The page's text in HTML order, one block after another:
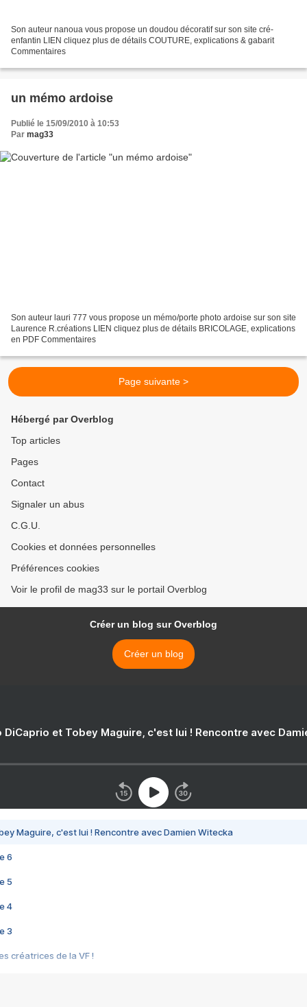
Son auteur nanoua vous propose un doudou décoratif sur son site cré-
enfantin LIEN cliquez plus de détails COUTURE, explications & gabarit
Commentaires
un mémo ardoise
Publié le 15/09/2010 à 10:53
Par mag33
Son auteur lauri 777 vous propose un mémo/porte photo ardoise sur son site
Laurence R.créations LIEN cliquez plus de détails BRICOLAGE, explications
en PDF Commentaires
Page suivante >
Hébergé par Overblog
Top articles
Pages
Contact
Signaler un abus
C.G.U.
Cookies et données personnelles
Préférences cookies
Voir le profil de mag33 sur le portail Overblog
Créer un blog sur Overblog
Créer un blog
DiCaprio et Tobey Maguire, c'est lui ! Rencontre avec
Maguire, c'est lui ! Rencontre avec Damien Witecka
6
5
4
3
créatrices de la VF !